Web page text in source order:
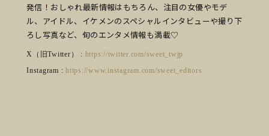
発信！おしゃれ最新情報はもちろん、注目の女優やモデ
ル、アイドル、イケメンのスペシャルインタビューや撮り下
ろし写真など、旬のエンタメ情報も満載♡
X（旧Twitter） : https://twitter.com/sweet_twjp
Instagram : https://www.instagram.com/sweet_editors